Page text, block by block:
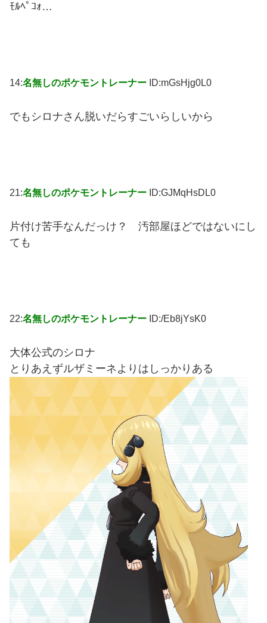
ﾓﾙﾍﾟｺｫ…
14:名無しのポケモントレーナー ID:mGsHjg0L0
でもシロナさん脱いだらすごいらしいから
21:名無しのポケモントレーナー ID:GJMqHsDL0
片付け苦手なんだっけ？ 汚部屋ほどではないにし
ても
22:名無しのポケモントレーナー ID:/Eb8jYsK0
大体公式のシロナ
とりあえずルザミーネよりはしっかりある